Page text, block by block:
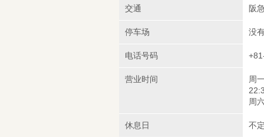
交通 阪
停车场 没
电话号码
营业时间
周
周
休息日 不